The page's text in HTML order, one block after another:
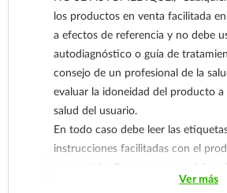
de Hashimoto), bocio
adyuvante de la terapia con
quirúrgica para el manejo del
diferenciado dependiente de
los productos en venta facilitada
a efectos de referencia y no debe
autodiagnóstico o guía de
consejo de un profesional de la
evaluar la idoneidad del producto a
salud del usuario.
En todo caso debe leer las
instrucciones facilitadas con el
consumirlo. Contacte a su médico
sospecha que tiene un problema
Ver más